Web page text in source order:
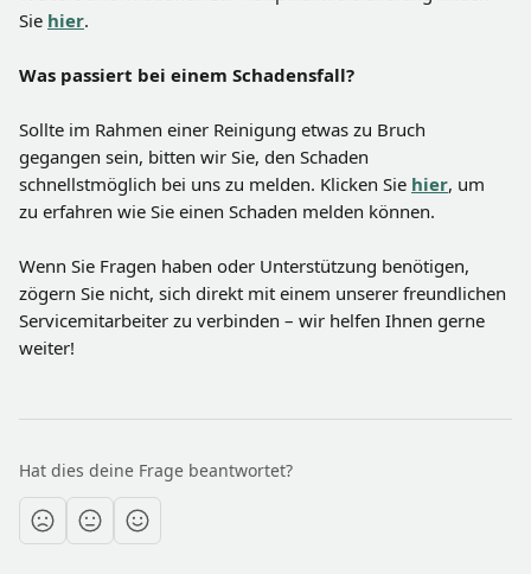
Sie hier.
Was passiert bei einem Schadensfall?
Sollte im Rahmen einer Reinigung etwas zu Bruch
gegangen sein, bitten wir Sie, den Schaden
schnellstmöglich bei uns zu melden. Klicken Sie hier, um
zu erfahren wie Sie einen Schaden melden können.
Wenn Sie Fragen haben oder Unterstützung benötigen,
zögern Sie nicht, sich direkt mit einem unserer freundlichen
Servicemitarbeiter zu verbinden – wir helfen Ihnen gerne
weiter!
Hat dies deine Frage beantwortet?